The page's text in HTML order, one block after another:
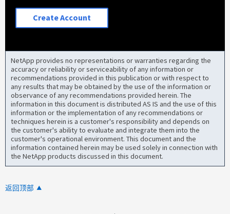
Create Account
NetApp provides no representations or warranties regarding the
accuracy or reliability or serviceability of any information or
recommendations provided in this publication or with respect to
any results that may be obtained by the use of the information or
observance of any recommendations provided herein. The
information in this document is distributed AS IS and the use of this
information or the implementation of any recommendations or
techniques herein is a customer's responsibility and depends on
the customer's ability to evaluate and integrate them into the
customer's operational environment. This document and the
information contained herein may be used solely in connection with
the NetApp products discussed in this document.
返回顶部